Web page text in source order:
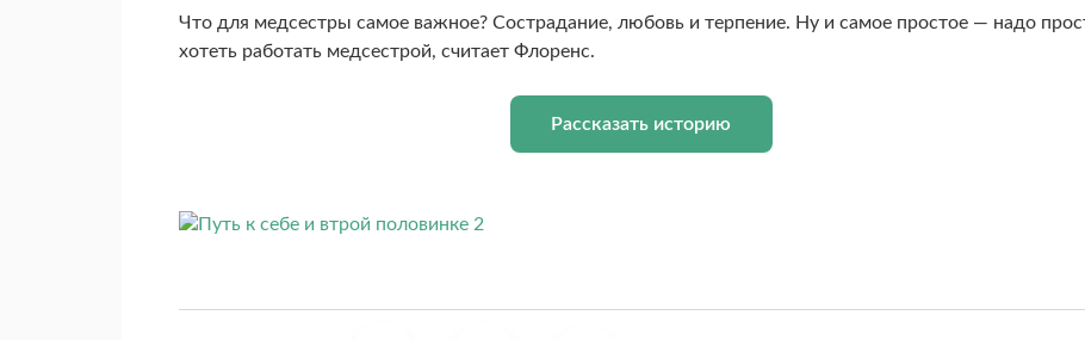
Что для медсестры самое важное? Сострадание, любовь и терпение. Ну и самое простое — надо
хотеть работать медсестрой, считает Флоренс.
Рассказать историю